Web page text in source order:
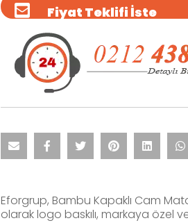
Fiyat Teklifi İste
Eforgrup, Bambu Kapaklı Cam
olarak logo baskılı, markaya özel